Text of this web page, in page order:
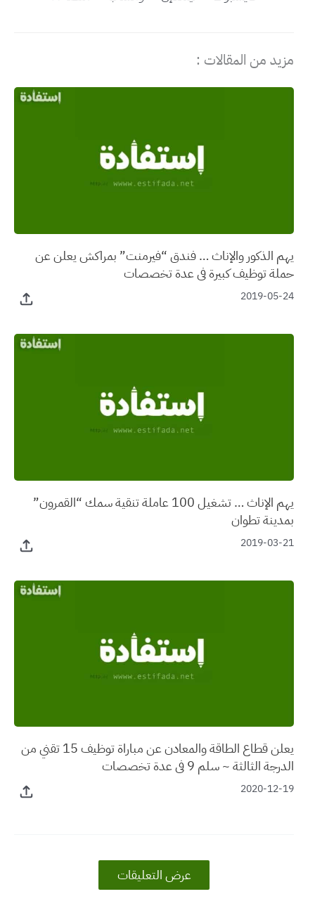
مزيد من المقالات :
يهم الذكور والإناث … فندق “فيرمنت” بمراكش يعلن عن
حملة توظيف كبيرة في عدة تخصصات
2019-05-24
يهم الإناث … تشغيل 100 عاملة تنقية سمك “القمرون”
بمدينة تطوان
2019-03-21
يعلن قطاع الطاقة والمعادن عن مباراة توظيف 15 تقني من
الدرجة الثالثة ~ سلم 9 في عدة تخصصات
2020-12-19
عرض التعليقات